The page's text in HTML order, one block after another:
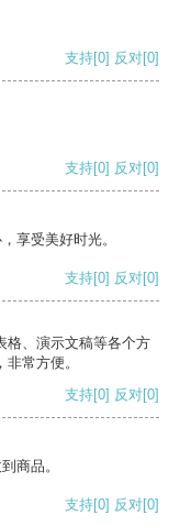
支持[0] 反对[0]
支持[0] 反对[0]
享受美好时光。
支持[0] 反对[0]
格、演示文稿等各个方
常方便。
支持[0] 反对[0]
商品。
支持[0] 反对[0]